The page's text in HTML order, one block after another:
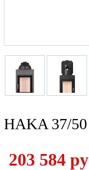
HAKA 37/50
203 584